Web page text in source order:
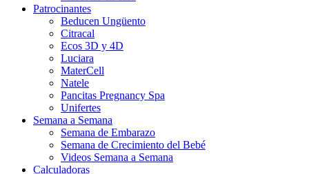
Patrocinantes
Beducen Ungüento
Citracal
Ecos 3D y 4D
Luciara
MaterCell
Natele
Pancitas Pregnancy Spa
Unifertes
Semana a Semana
Semana de Embarazo
Semana de Crecimiento del Bebé
Videos Semana a Semana
Calculadoras